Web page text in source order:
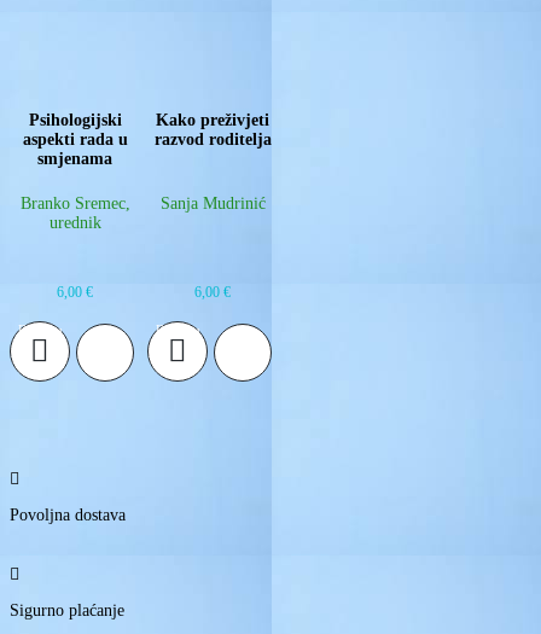
Psihologijski
aspekti rada u
smjenama
Branko Sremec,
urednik
6,00 €
Dodaj u
košaricu
Kako preživjeti
razvod roditelja
Sanja Mudrinić
6,00€
Dodaj u
košaricu

Povoljna dostava

Sigurno plaćanje